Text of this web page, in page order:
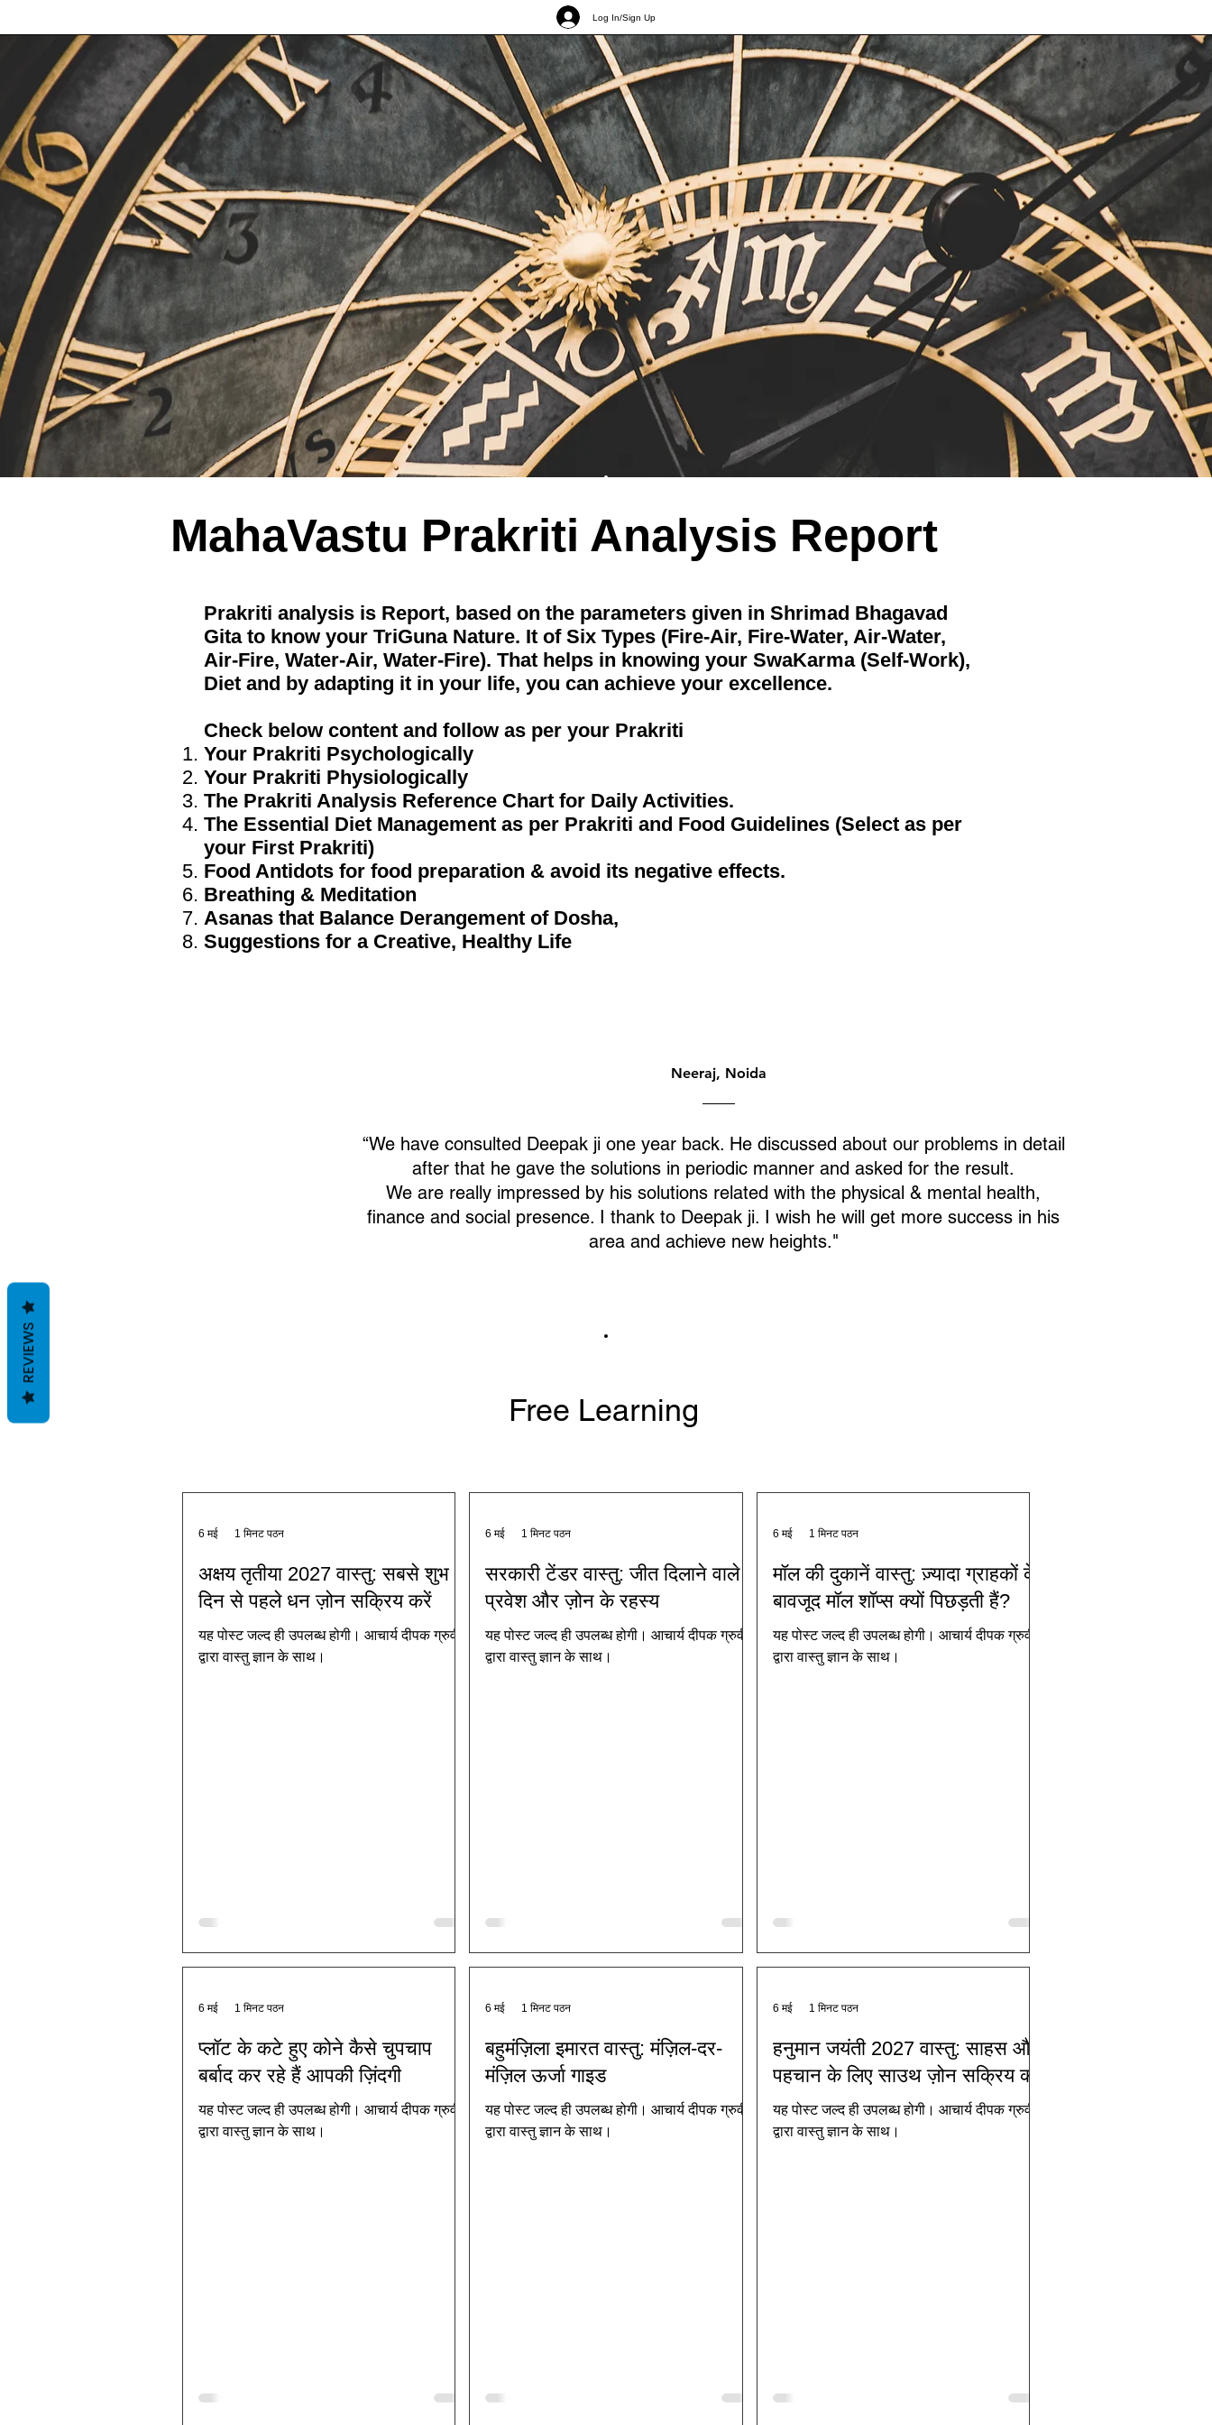
Log In/Sign Up
More
MahaVastu Prakriti Analysis Report
Prakriti analysis is Report, based on the parameters given in Shrimad Bhagavad
Gita to know your TriGuna Nature. It of Six Types (Fire-Air, Fire-Water, Air-Water,
Air-Fire, Water-Air, Water-Fire). That helps in knowing your SwaKarma (Self-Work),
Diet and by adapting it in your life, you can achieve your excellence.
Check below content and follow as per your Prakriti
Your Prakriti Psychologically
Your Prakriti Physiologically
The Prakriti Analysis Reference Chart for Daily Activities.
The Essential Diet Management as per Prakriti and Food Guidelines (Select as per
your First Prakriti)
Food Antidots for food preparation & avoid its negative effects.
Breathing & Meditation
Asanas that Balance Derangement of Dosha,
Suggestions for a Creative, Healthy Life
Neeraj, Noida
“We have consulted Deepak ji one year back. He discussed about our problems in detail
after that he gave the solutions in periodic manner and asked for the result.
We are really impressed by his solutions related with the physical & mental health,
finance and social presence. I thank to Deepak ji. I wish he will get more success in his
area and achieve new heights."
Free Learning
अक्षय तृतीया 2027 वास्तु: सबसे शुभ
दिन से पहले धन ज़ोन सक्रिय करें
यह पोस्ट जल्द ही उपलब्ध होगी। आचार्य दीपक ग्रुवीर
द्वारा वास्तु ज्ञान के साथ।
6 मई 1 मिनट पठन
सरकारी टेंडर वास्तु: जीत दिलाने वाले
प्रवेश और ज़ोन के रहस्य
यह पोस्ट जल्द ही उपलब्ध होगी। आचार्य दीपक ग्रुवीर
द्वारा वास्तु ज्ञान के साथ।
6 मई 1 मिनट पठन
मॉल की दुकानें वास्तु: ज़्यादा ग्राहकों के
बावजूद मॉल शॉप्स क्यों पिछड़ती हैं?
यह पोस्ट जल्द ही उपलब्ध होगी। आचार्य दीपक ग्रुवीर
द्वारा वास्तु ज्ञान के साथ।
6 मई 1 मिनट पठन
प्लॉट के कटे हुए कोने कैसे चुपचाप
बर्बाद कर रहे हैं आपकी ज़िंदगी
यह पोस्ट जल्द ही उपलब्ध होगी। आचार्य दीपक ग्रुवीर
द्वारा वास्तु ज्ञान के साथ।
6 मई 1 मिनट पठन
बहुमंज़िला इमारत वास्तु: मंज़िल-दर-
मंज़िल ऊर्जा गाइड
यह पोस्ट जल्द ही उपलब्ध होगी। आचार्य दीपक ग्रुवीर
द्वारा वास्तु ज्ञान के साथ।
6 मई 1 मिनट पठन
हनुमान जयंती 2027 वास्तु: साहस और
पहचान के लिए साउथ ज़ोन सक्रिय करें
यह पोस्ट जल्द ही उपलब्ध होगी। आचार्य दीपक ग्रुवीर
द्वारा वास्तु ज्ञान के साथ।
6 मई 1 मिनट पठन
REVIEWS